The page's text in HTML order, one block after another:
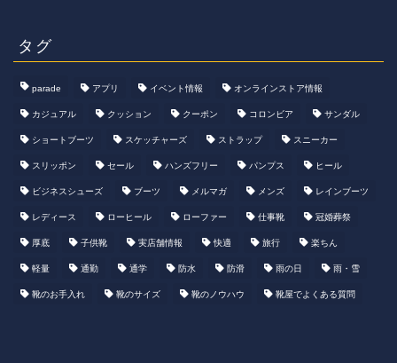
タグ
parade アプリ イベント情報 オンラインストア情報
カジュアル クッション クーポン コロンビア サンダル
ショートブーツ スケッチャーズ ストラップ スニーカー
スリッポン セール ハンズフリー パンプス ヒール
ビジネスシューズ ブーツ メルマガ メンズ レインブーツ
レディース ローヒール ローファー 仕事靴 冠婚葬祭
厚底 子供靴 実店舗情報 快適 旅行 楽ちん
軽量 通勤 通学 防水 防滑 雨の日 雨・雪
靴のお手入れ 靴のサイズ 靴のノウハウ 靴屋でよくある質問